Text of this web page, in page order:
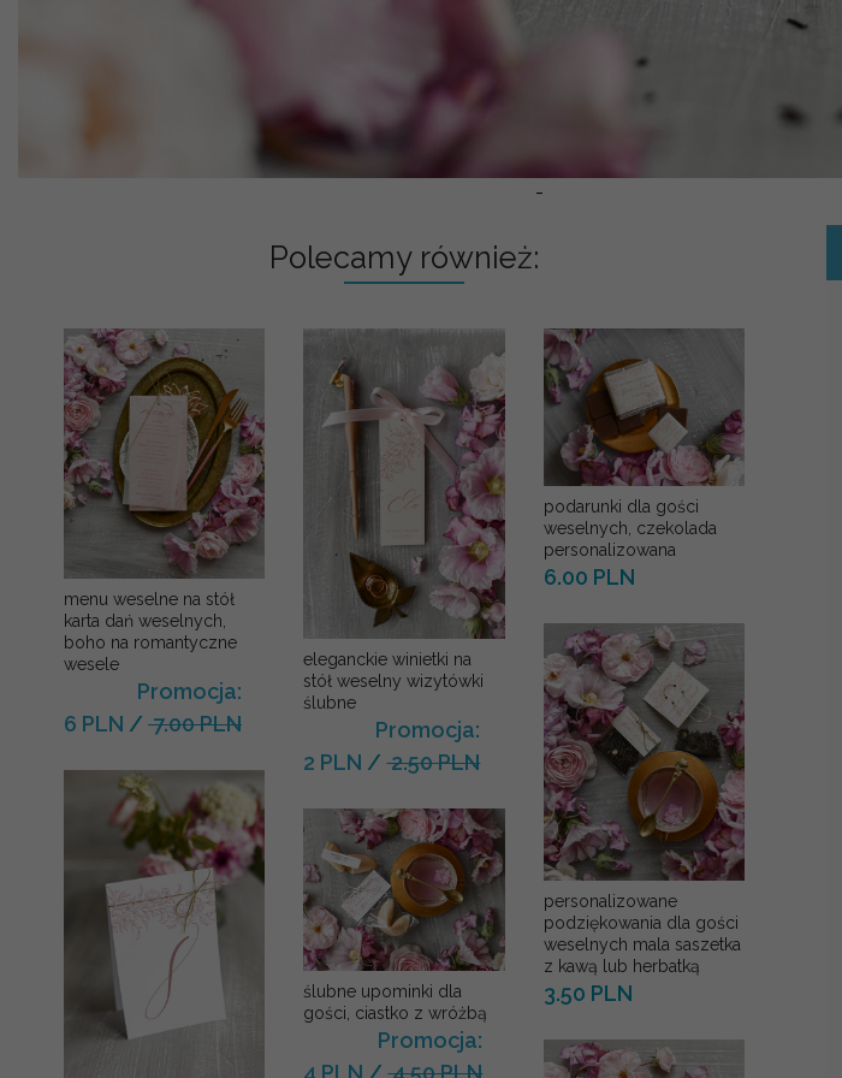
-
Polecamy również:
menu weselne na stół
karta dań weselnych,
boho na romantyczne
wesele
Promocja:
6 PLN / 7.00 PLN
eleganckie winietki na
stół weselny wizytówki
ślubne
Promocja:
2 PLN /2.50 PLN
ślubne upominki dla
gości, ciastko z wróżbą
Promocja:
4 PLN /4.50 PLN
podarunki dla gości
weselnych, czekolada
personalizowana
6.00 PLN
personalizowane
podziękowania dla gości
weselnych mala saszetka
z kawą lub herbatką
3.50 PLN